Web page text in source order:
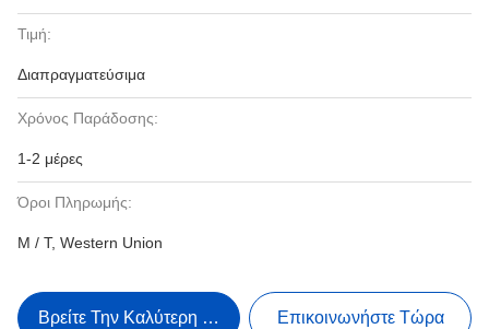
Τιμή:
Διαπραγματεύσιμα
Χρόνος Παράδοσης:
1-2 μέρες
Όροι Πληρωμής:
Μ / Τ, Western Union
Βρείτε Την Καλύτερη Τιμή Επικοινωνήστε Τώρα